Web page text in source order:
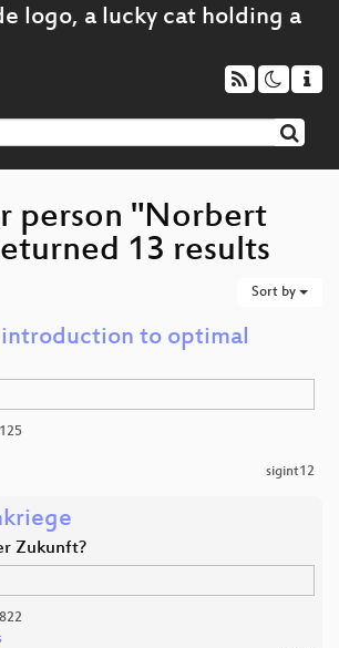
person "Norbert
13 results
Sort by
introduction to optimal
125
sigint12
Zukunft?
822